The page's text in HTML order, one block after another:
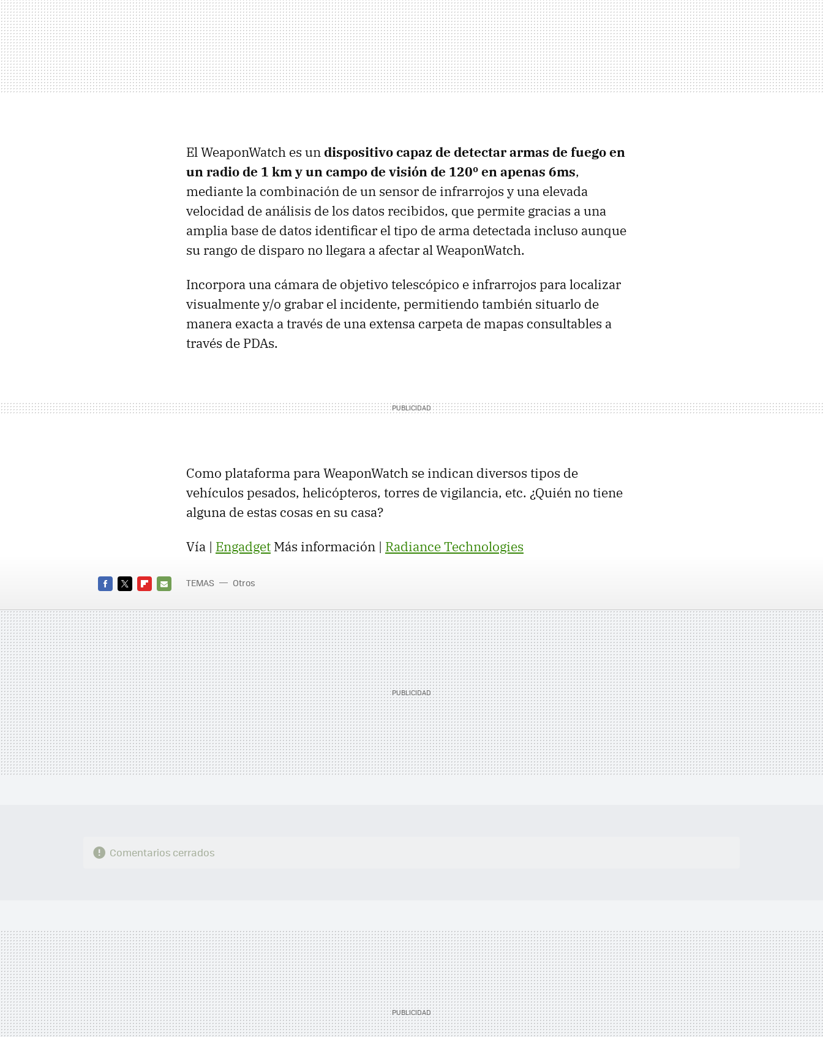
El WeaponWatch es undispositivo capaz de detectar armas de fuego en
un radio de 1 km y un campo de visión de 120º en apenas 6ms,
mediante la combinación de un sensor de infrarrojos y una elevada
velocidad de análisis de los datos recibidos, que permite gracias a una
amplia base de datos identificar el tipo de arma detectada incluso aunque
su rango de disparo no llegara a afectar al WeaponWatch.
Incorpora una cámara de objetivo telescópico e infrarrojos para localizar
visualmente y/o grabar el incidente, permitiendo también situarlo de
manera exacta a través de una extensa carpeta de mapas consultables a
través de PDAs.
Como plataforma para WeaponWatch se indican diversos tipos de
vehículos pesados, helicópteros, torres de vigilancia, etc. ¿Quién no tiene
alguna de estas cosas en su casa?
Vía | Engadget Más información | Radiance Technologies
MAIL
TEMAS Otros
Comentarios cerrados